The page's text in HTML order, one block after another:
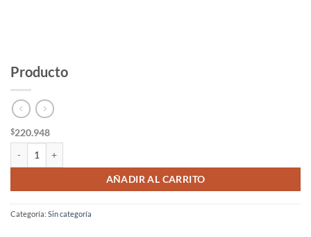
Producto
$220.948
AÑADIR AL CARRITO
Categoría: Sin categoría